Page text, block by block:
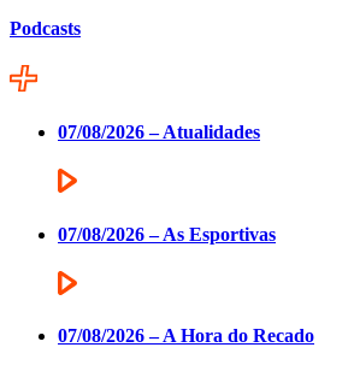
Podcasts
07/08/2026 – Atualidades
07/08/2026 – As Esportivas
07/08/2026 – A Hora do Recado